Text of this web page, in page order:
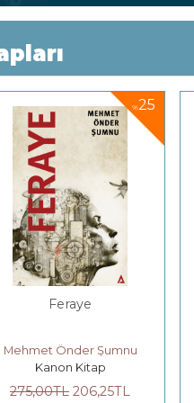
%25
Feraye
Mehmet Önder Şumnu
Kanon Kitap
275,00TL 206,25TL